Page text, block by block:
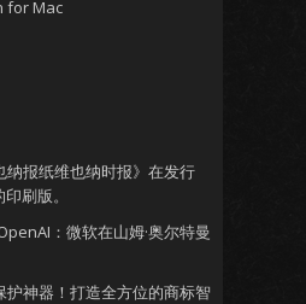
for Mac
纳报纸维也纳时报》在发行
刷版。
：微软在山姆·奥尔特曼
护神器！打造全方位的商标智